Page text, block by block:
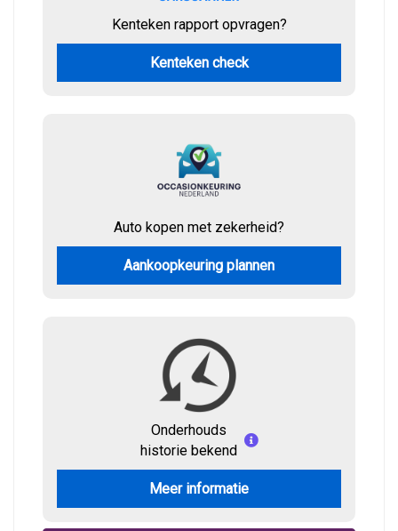
Kenteken rapport opvragen?
Kenteken check
Auto kopen met zekerheid?
Aankoopkeuring plannen
Onderhouds
historie bekend
Meer informatie